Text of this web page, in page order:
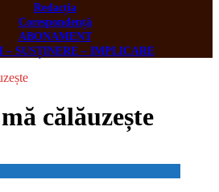
Redacția
Corespondență
ABONAMENT
– SUSȚINERE – IMPLICARE
călăuzește